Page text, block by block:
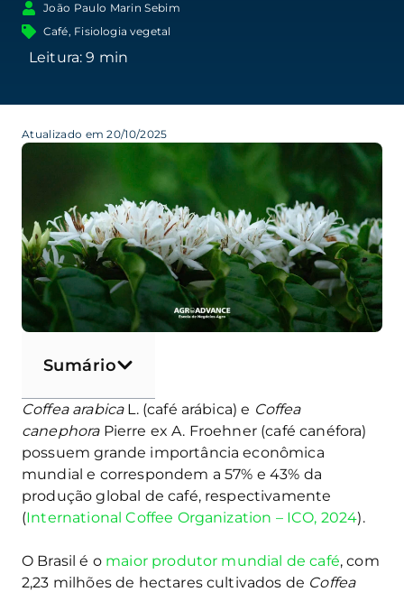
João Paulo Marin Sebim
Café, Fisiologia vegetal
Atualizado em 20/10/2025
Sumário
Coffea arabicaL. (café arábica) e Coffea
canephoraPierre ex A. Froehner (café canéfora)
possuem grande importância econômica
mundial e correspondem a 57% e 43% da
produção global de café, respectivamente
(International Coffee Organization – ICO, 2024).
O Brasil é o maior produtor mundial de café, com
2,23 milhões de hectares cultivados de Coffea